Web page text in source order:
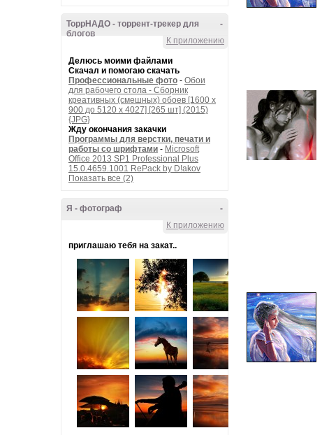
-
ТоррНАДО - торрент-трекер для
блогов
К приложению
Делюсь моими файлами
Скачал и помогаю скачать
Профессиональные фото - Обои
для рабочего стола - Сборник
креативных (смешных) обоев [1600 x
900 до 5120 x 4027] [265 шт] (2015)
{JPG}
Жду окончания закачки
Программы для верстки, печати и
работы со шрифтами - Microsoft
Office 2013 SP1 Professional Plus
15.0.4659.1001 RePack by D!akov
Показать все (2)
-
Я - фотограф
К приложению
приглашаю тебя на закат..